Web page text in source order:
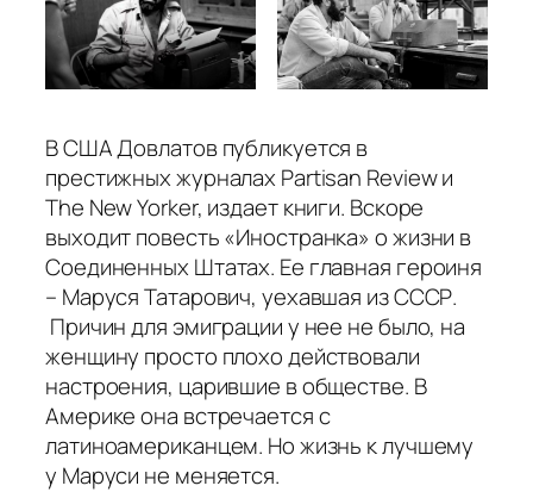
В США Довлатов публикуется в
престижных журналах Partisan Review и
The New Yorker, издает книги. Вскоре
выходит повесть «Иностранка» о жизни в
Соединенных Штатах. Ее главная героиня
– Маруся Татарович, уехавшая из СССР.
Причин для эмиграции у нее не было, на
женщину просто плохо действовали
настроения, царившие в обществе. В
Америке она встречается с
латиноамериканцем. Но жизнь к лучшему
у Маруси не меняется.